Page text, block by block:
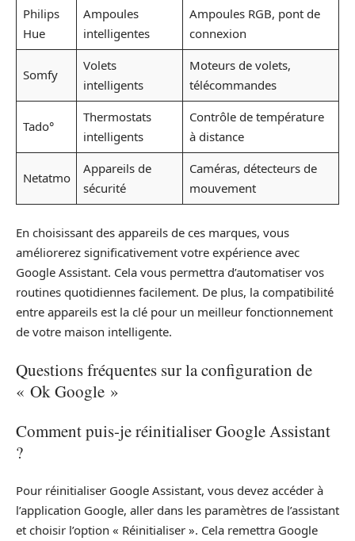
Philips
Hue
Ampoules
intelligentes
Ampoules RGB, pont de
connexion
Somfy
Volets
intelligents
Moteurs de volets,
télécommandes
Tado°
Thermostats
intelligents
Contrôle de température
à distance
Netatmo
Appareils de
sécurité
Caméras, détecteurs de
mouvement
En choisissant des appareils de ces marques, vous
améliorerez significativement votre expérience avec
Google Assistant. Cela vous permettra d’automatiser vos
routines quotidiennes facilement. De plus, la compatibilité
entre appareils est la clé pour un meilleur fonctionnement
de votre maison intelligente.
Questions fréquentes sur la configuration de
« Ok Google »
Comment puis-je réinitialiser Google Assistant
?
Pour réinitialiser Google Assistant, vous devez accéder à
l’application Google, aller dans les paramètres de l’assistant
et choisir l’option « Réinitialiser ». Cela remettra Google